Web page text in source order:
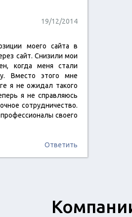
19/12/2014
моего сайта в
сайт. Снизили мои
когда меня стали
Вместо этого мне
я не ожидал такого
я не справляюсь
сотрудничество.
своего
Ответить